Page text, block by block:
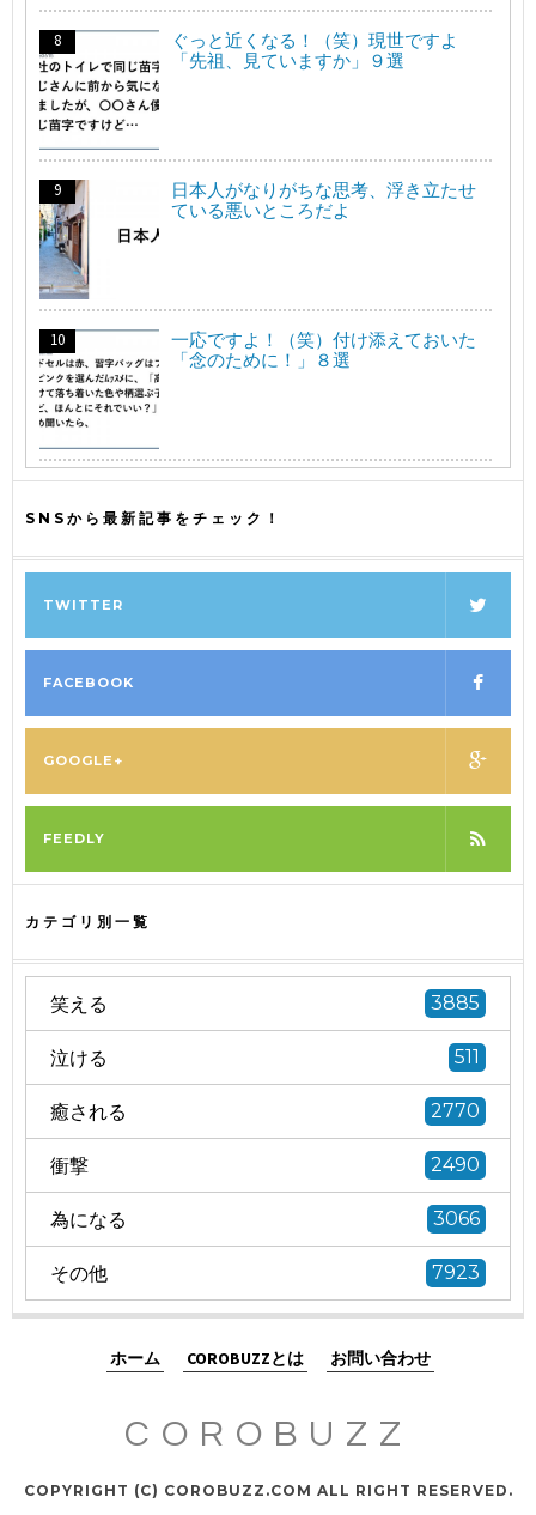
ぐっと近くなる！（笑）現世ですよ
「先祖、見ていますか」９選
日本人がなりがちな思考、浮き立たせ
ている悪いところだよ
一応ですよ！（笑）付け添えておいた
「念のために！」８選
SNSから最新記事をチェック！
TWITTER
FACEBOOK
GOOGLE+
FEEDLY
カテゴリ別一覧
笑える 3885
泣ける 511
癒される 2770
衝撃 2490
為になる 3066
その他 7923
ホーム COROBUZZとは お問い合わせ
COROBUZZ
COPYRIGHT (C) COROBUZZ.COM ALL RIGHT RESERVED.